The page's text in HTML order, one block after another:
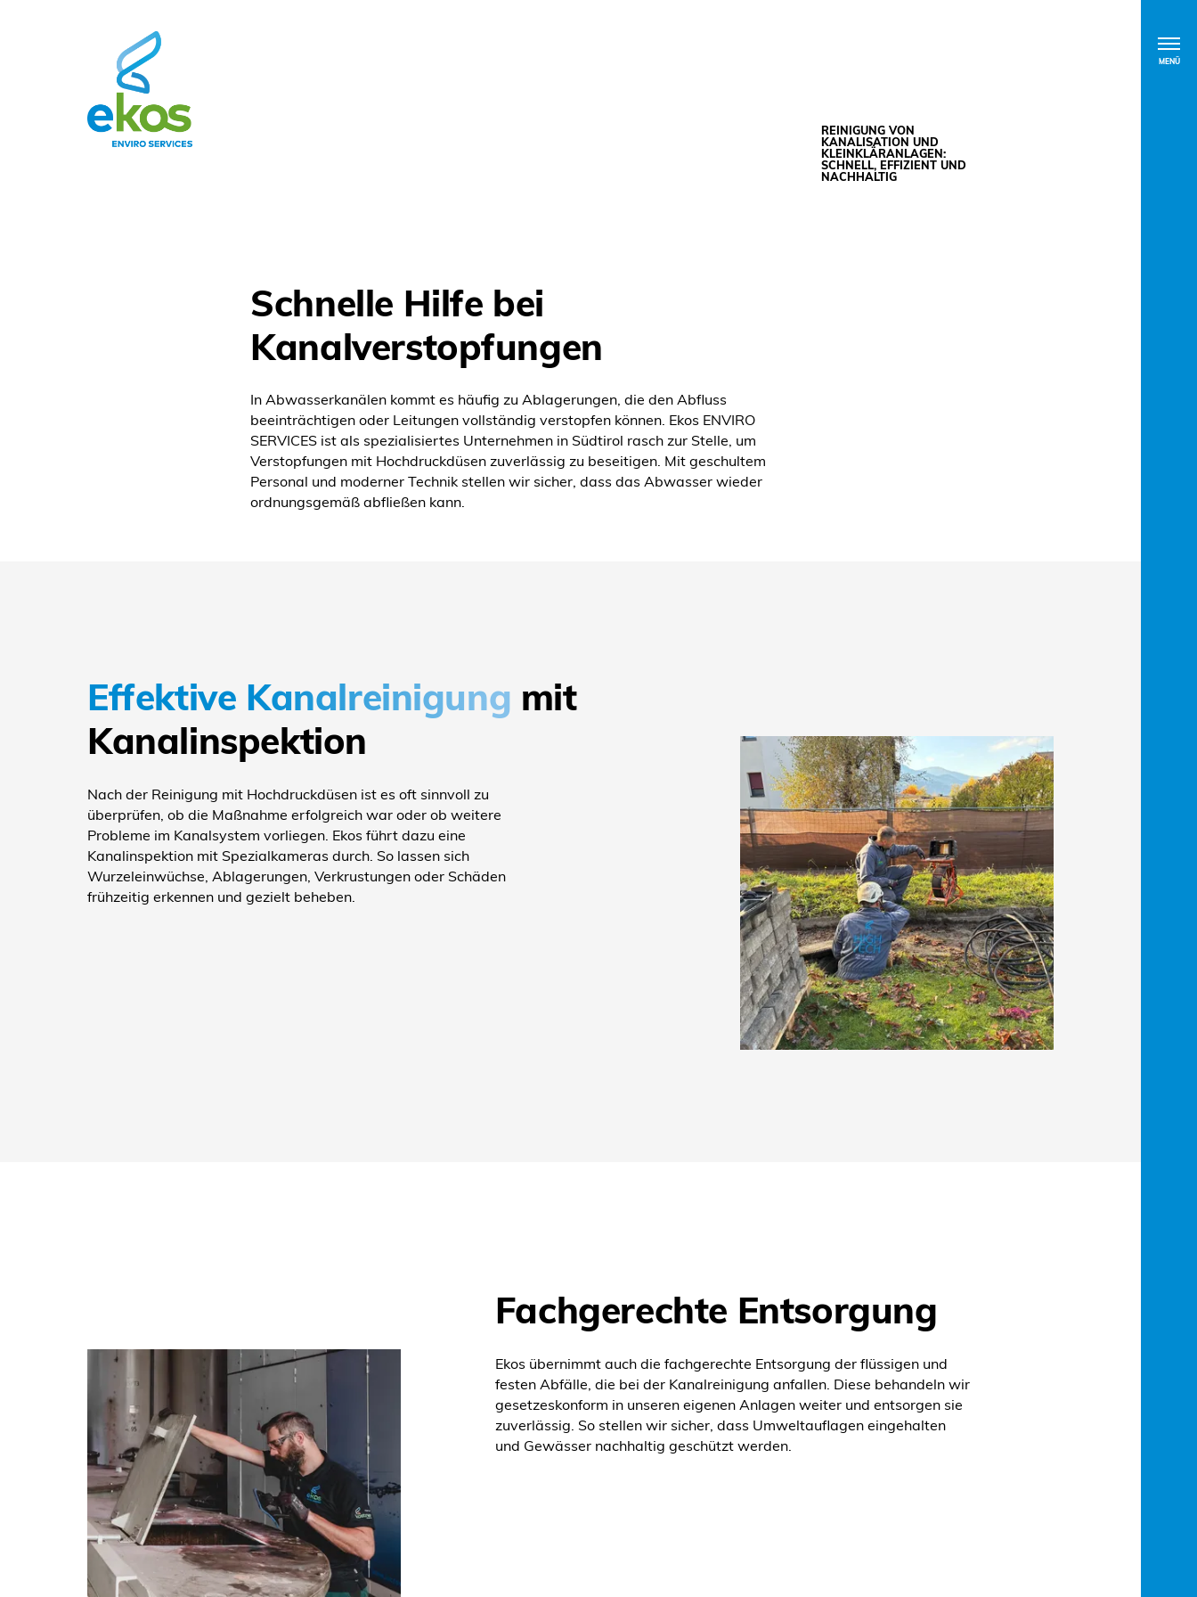
MENÜ
REINIGUNG VON
KANALISATION UND
KLEINKLÄRANLAGEN:
SCHNELL, EFFIZIENT UND
NACHHALTIG
Schnelle Hilfe bei
Kanalverstopfungen
In Abwasserkanälen kommt es häufig zu Ablagerungen, die den Abfluss
beeinträchtigen oder Leitungen vollständig verstopfen können. Ekos ENVIRO
SERVICES ist als spezialisiertes Unternehmen in Südtirol rasch zur Stelle, um
Verstopfungen mit Hochdruckdüsen zuverlässig zu beseitigen. Mit geschultem
Personal und moderner Technik stellen wir sicher, dass das Abwasser wieder
ordnungsgemäß abfließen kann.
Effektive Kanalreinigung mit
Kanalinspektion
Nach der Reinigung mit Hochdruckdüsen ist es oft sinnvoll zu
überprüfen, ob die Maßnahme erfolgreich war oder ob weitere
Probleme im Kanalsystem vorliegen. Ekos führt dazu eine
Kanalinspektion mit Spezialkameras durch. So lassen sich
Wurzeleinwüchse, Ablagerungen, Verkrustungen oder Schäden
frühzeitig erkennen und gezielt beheben.
Fachgerechte Entsorgung
Ekos übernimmt auch die fachgerechte Entsorgung der flüssigen und
festen Abfälle, die bei der Kanalreinigung anfallen. Diese behandeln wir
gesetzeskonform in unseren eigenen Anlagen weiter und entsorgen sie
zuverlässig. So stellen wir sicher, dass Umweltauflagen eingehalten
und Gewässer nachhaltig geschützt werden.